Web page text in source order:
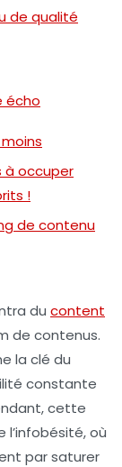
de qualité
écho
à occuper
!
de contenu
du content
de contenus.
la clé du
constante
cette
l’infobésité, où
par saturer